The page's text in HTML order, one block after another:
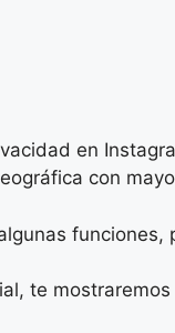
en
con
te